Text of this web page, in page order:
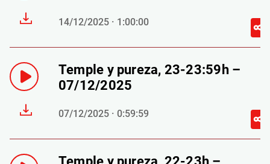
14/12/2025 · 1:00:00
Temple y pureza, 23-23:59h –
07/12/2025
07/12/2025 · 0:59:59